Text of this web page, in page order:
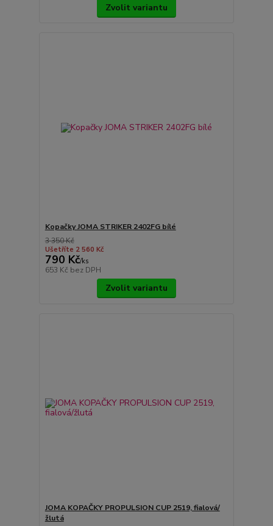
Zvolit variantu
Kopačky JOMA STRIKER 2402FG bílé
3 350 Kč
Ušetříte 2 560 Kč
790 Kč/ks
653 Kč bez DPH
Zvolit variantu
JOMA KOPAČKY PROPULSION CUP 2519, fialová/
žlutá